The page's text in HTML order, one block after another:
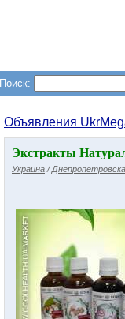
Поиск:
Объявления
Экстракты
Украина /